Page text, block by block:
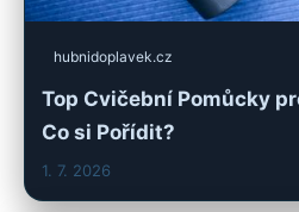
hubnidoplavek.cz
Top Cvičební Pomůcky
Co si Pořídit?
1. 7. 2026